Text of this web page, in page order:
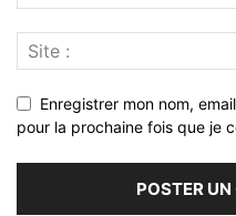
Enregistrer mon nom,
pour la prochaine fois que je